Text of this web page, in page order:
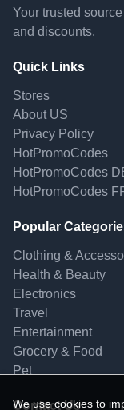
Your trusted
and discounts.
Quick Links
Stores
About US
Privacy Policy
HotPromoCodes
HotPromoCodes
HotPromoCodes
Popular
Clothing &
Health & Beauty
Electronics
Travel
Entertainment
Grocery & Food
Pet
Contact Us
We use cookies to